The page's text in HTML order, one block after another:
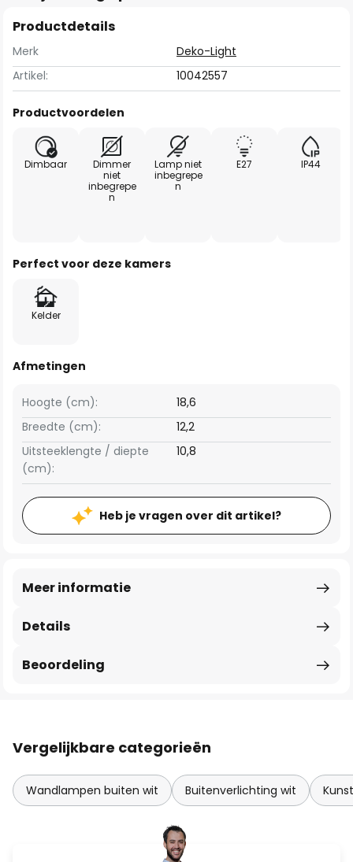
Productdetails
Merk
Deko-Light
Artikel:
10042557
Productvoordelen
Dimbaar
Dimmer
niet
inbegrepe
n
Lamp niet
inbegrepe
n
E27 IP44
Perfect voor deze kamers
Kelder
Afmetingen
Breedte (cm): 12,2
Hoogte (cm): 18,6
Uitsteeklengte / diepte
(cm):
10,8
Heb je vragen over dit artikel?
Details
Meer informatie
Beoordeling
Vergelijkbare categorieën
Wandlampen buiten wit Buitenverlichting wit